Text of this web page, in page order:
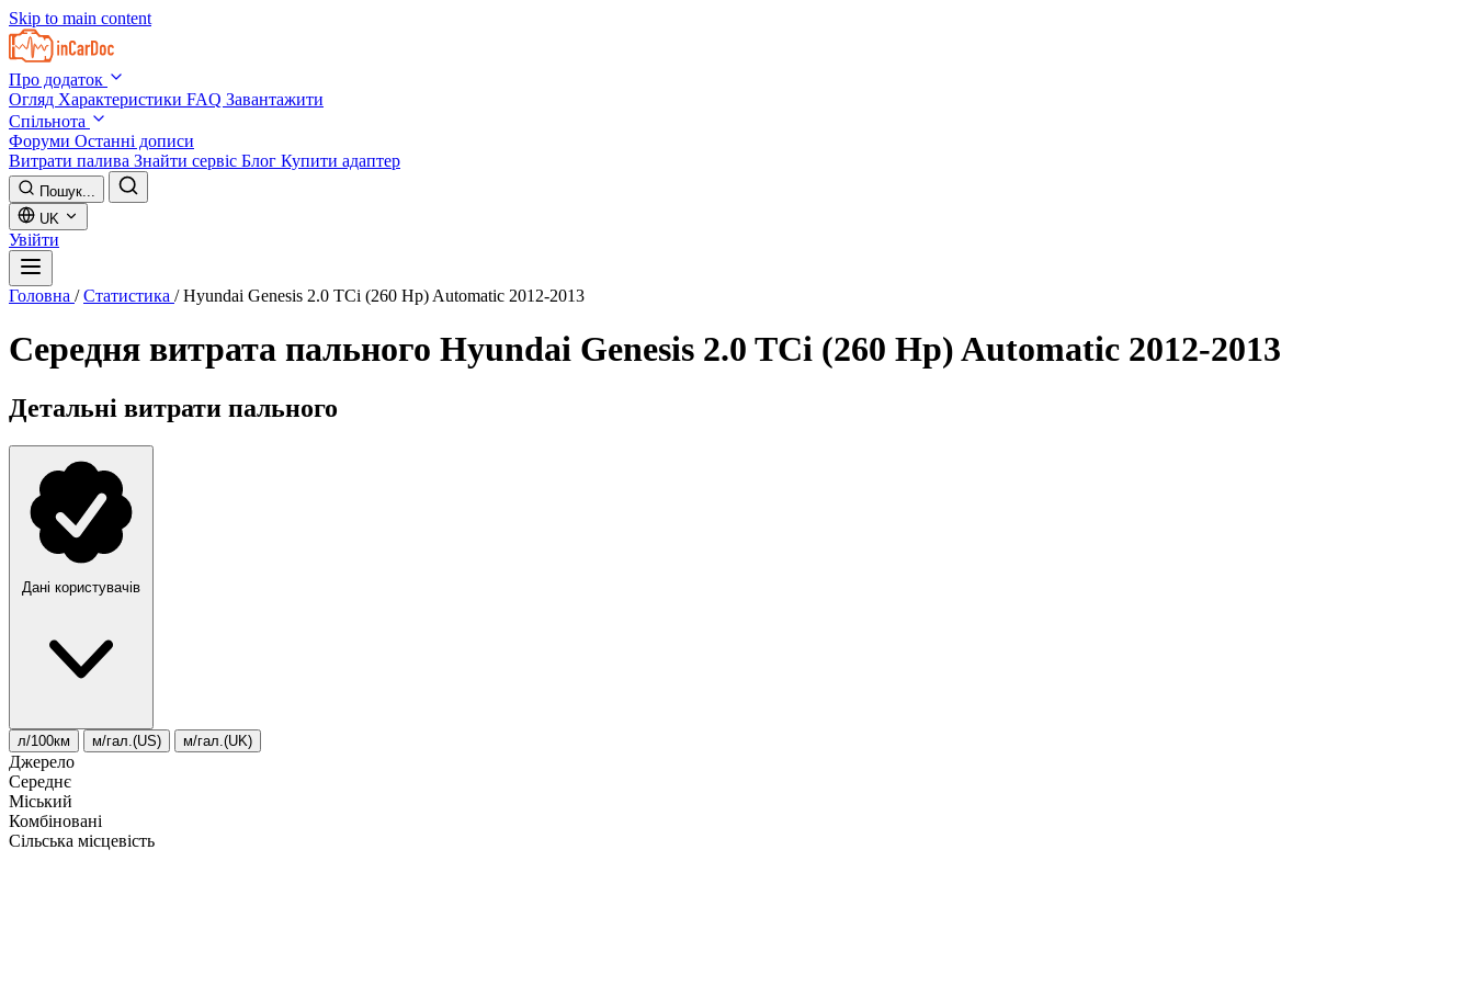
Skip to main content
Про додаток
Огляд Характеристики FAQ Завантажити
Спільнота
Форуми Останні дописи
Витрати палива Знайти сервіс Блог Купити адаптер
Пошук...
UK
Увійти
Головна / Статистика / Hyundai Genesis 2.0 TCi (260 Hp) Automatic 2012-2013
Середня витрата пального Hyundai Genesis 2.0 TCi (260 Hp) Automatic 2012-2013
Детальні витрати пального
Дані користувачів
л/100км м/гал.(US) м/гал.(UK)
Джерело
Середнє
Міський
Комбіновані
Сільська місцевість